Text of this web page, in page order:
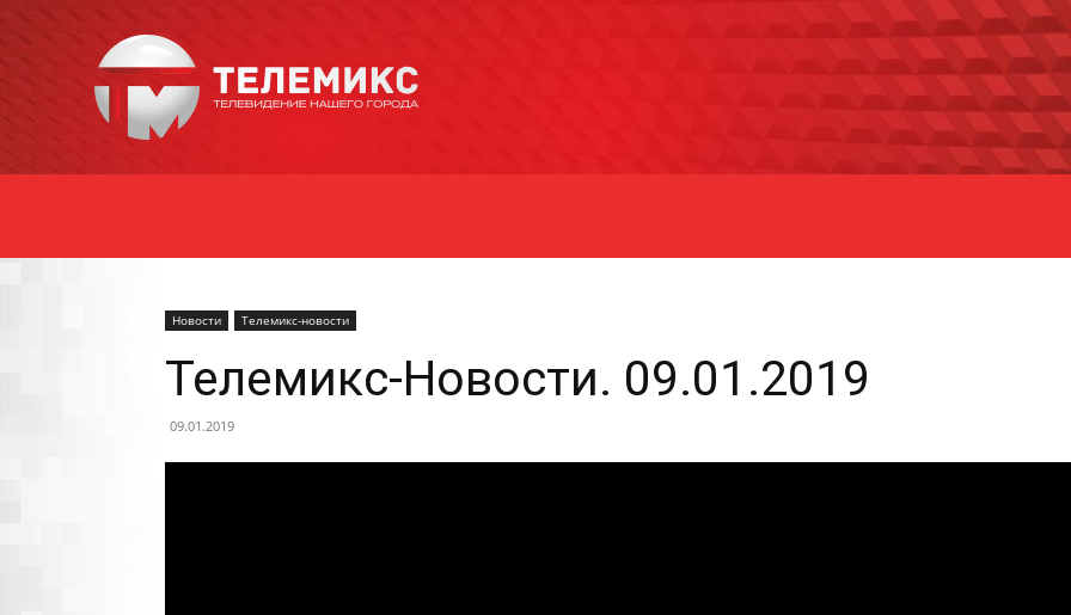
Уссурийска
Новости Телемикс-новости
Телемикс-Новости. 09.01.2019
09.01.2019